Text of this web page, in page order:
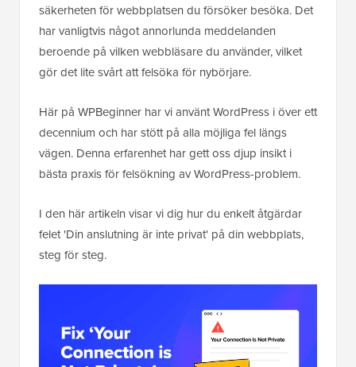
säkerheten för webbplatsen du försöker besöka. Det
har vanligtvis något annorlunda meddelanden
beroende på vilken webbläsare du använder, vilket
gör det lite svårt att felsöka för nybörjare.
Här på WPBeginner har vi använt WordPress i över ett
decennium och har stött på alla möjliga fel längs
vägen. Denna erfarenhet har gett oss djup insikt i
bästa praxis för felsökning av WordPress-problem.
I den här artikeln visar vi dig hur du enkelt åtgärdar
felet 'Din anslutning är inte privat' på din webbplats,
steg för steg.